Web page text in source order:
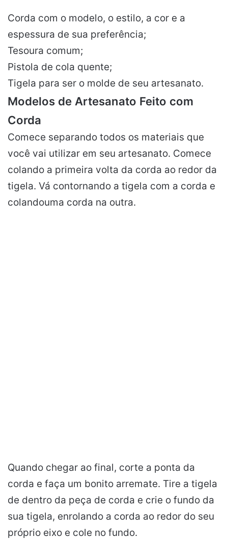
Corda com o modelo, o estilo, a cor e a
espessura de sua preferência;
Tesoura comum;
Pistola de cola quente;
Tigela para ser o molde de seu artesanato.
Modelos de Artesanato Feito com
Corda
Comece separando todos os materiais que
você vai utilizar em seu artesanato. Comece
colando a primeira volta da corda ao redor da
tigela. Vá contornando a tigela com a corda e
colandouma corda na outra.
Quando chegar ao final, corte a ponta da
corda e faça um bonito arremate. Tire a tigela
de dentro da peça de corda e crie o fundo da
sua tigela, enrolando a corda ao redor do seu
próprio eixo e cole no fundo.